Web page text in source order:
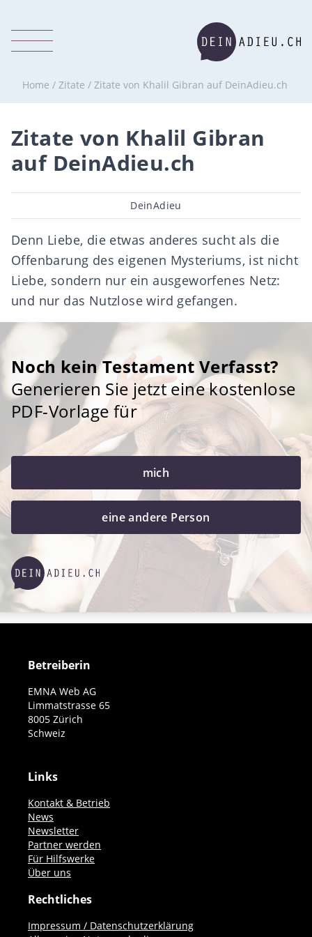
Home / Zitate / Zitate von Khalil Gibran auf DeinAdieu.ch
Zitate von Khalil Gibran
auf DeinAdieu.ch
Beitragsautor
DeinAdieu
Denn Liebe, die etwas anderes sucht als die
Offenbarung des eigenen Mysteriums, ist nicht
Liebe, sondern nur ein ausgeworfenes Netz:
und nur das Nutzlose wird gefangen.
Noch kein Testament Verfasst?
Generieren Sie jetzt eine kostenlose
PDF-Vorlage für
mich
eine andere Person
Betreiberin
EMNA Web AG
Limmatstrasse 65
8005 Zürich
Schweiz
Links
Kontakt & Betrieb
News
Newsletter
Partner werden
Für Hilfswerke
Über uns
Rechtliches
Impressum / Datenschutzerklärung